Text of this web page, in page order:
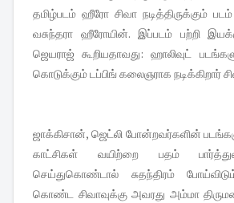
தமிழ்படம் ஹீரோ சிவா நடித்திருக்கும்
வசுந்தரா ஹீரோயின். இப்படம் பற்றி
ஜெயராஜ் கூறியதாவது: ஹாலிவுட்
கொடுக்கும் டப்பிங் கலைஞராக நடிக்கிறார்
ஜாக்கிசான், ஜெட்லி போன்றவர்களின்
காட்சிகள் வயிற்றை பதம்
செய்துகொண்டால் சுதந்திரம்
கொண்ட சிவாவுக்கு அவரது அம்மா